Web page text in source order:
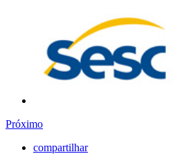
Próximo
compartilhar